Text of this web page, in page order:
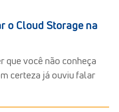
o Cloud Storage na
que você não conheça
certeza já ouviu falar